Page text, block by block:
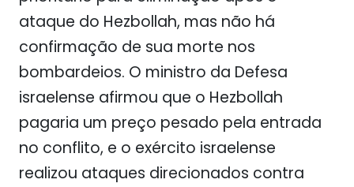
ataque do Hezbollah, mas não há
confirmação de sua morte nos
bombardeios. O ministro da Defesa
israelense afirmou que o Hezbollah
pagaria um preço pesado pela entrada
no conflito, e o exército israelense
realizou ataques direcionados contra